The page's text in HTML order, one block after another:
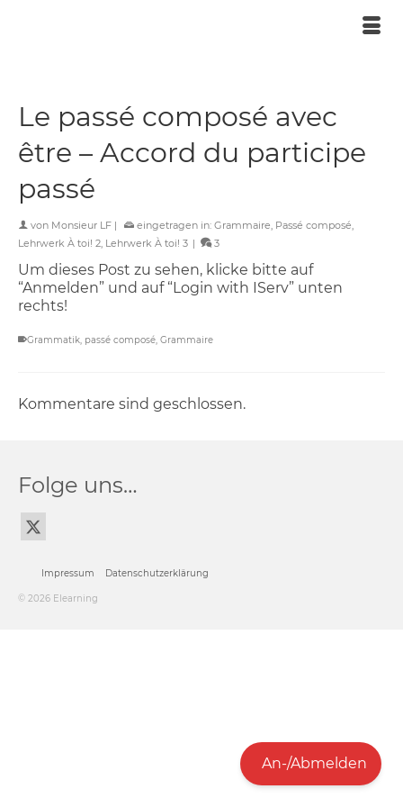
Le passé composé avec
être – Accord du participe
passé
von Monsieur LF | eingetragen in: Grammaire, Passé composé,
Lehrwerk À toi! 2, Lehrwerk À toi! 3 | 3
Um dieses Post zu sehen, klicke bitte auf
“Anmelden” und auf “Login with IServ” unten
rechts!
Grammatik, passé composé, Grammaire
Kommentare sind geschlossen.
Folge uns…
Impressum Datenschutzerklärung
© 2026 Elearning
An-/Abmelden